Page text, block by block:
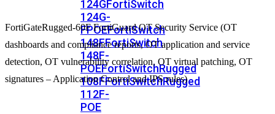
124GFortiSwitch
124G-
FPOEFortiSwitch
148FFortiSwitch
148F-
POEFortiSwitchRugged
108FFortiSwitchRugged
112F-
POE
FortiGateRugged-60F FortiGuard OT Security Service (OT
dashboards and compliance reports, OT application and service
detection, OT vulnerability correlation, OT virtual patching, OT
signatures – Application Control and IPS rules)